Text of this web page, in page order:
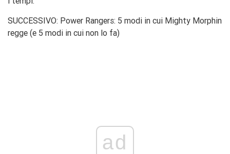
SUCCESSIVO: Power Rangers: 5 modi in cui Mighty Morphin
regge (e 5 modi in cui non lo fa)
ad